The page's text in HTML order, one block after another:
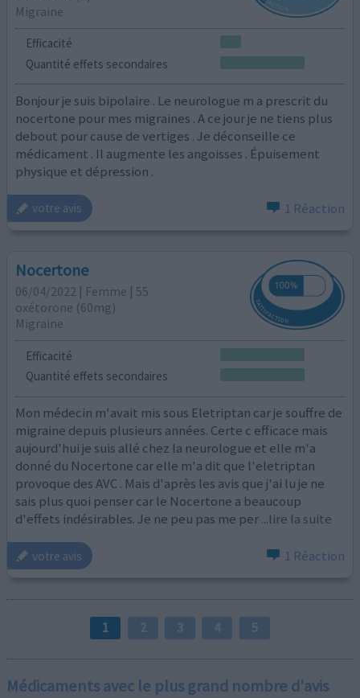
Migraine
Efficacité
Quantité effets secondaires
Bonjour je suis bipolaire . Le neurologue m a prescrit du
nocertone pour mes migraines . A ce jour je ne tiens plus
debout pour cause de vertiges . Je déconseille ce
médicament . Il augmente les angoisses . Épuisement
physique et dépression .
votre avis 1 Réaction
Nocertone
06/04/2022 | Femme | 55
oxétorone (60mg)
Migraine
Efficacité
Quantité effets secondaires
Mon médecin m'avait mis sous Eletriptan car je souffre de
migraine depuis plusieurs années. Certe c efficace mais
aujourd'hui je suis allé chez la neurologue et elle m'a
donné du Nocertone car elle m'a dit que l'eletriptan
provoque des AVC . Mais d'après les avis que j'ai lu je ne
sais plus quoi penser car le Nocertone a beaucoup
d'effets indésirables. Je ne peu pas me per...lire la suite
votre avis 1 Réaction
1 2 3 4 5
Médicaments avec le plus grand nombre d'avis